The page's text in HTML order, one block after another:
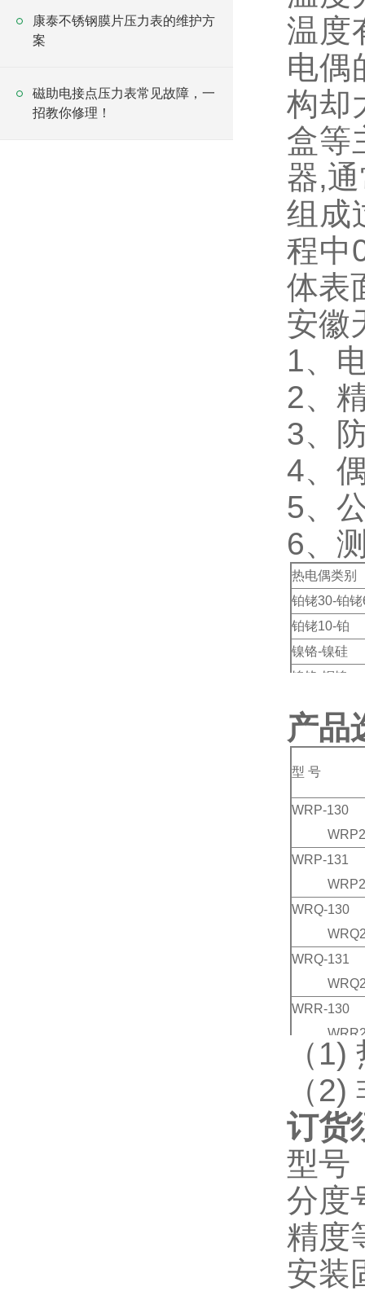
康泰不锈钢膜片压力表的维护方
案
磁助电接点压力表常见故障，一
招教你修理！
温度
电偶
构却
盒等
器,
组成
程中
体表
安徽
1、
2、
3、
4、
5、
6、
热电偶类别
铂铑30-铂铑
铂铑10-铂
镍铬-镍硅
镍铬-铜镍
产品
型 号
WRP-130
WRP2-
WRP-131
WRP2-
WRQ-130
WRQ2-
WRQ-131
WRQ2-
WRR-130
WRR2-
WRR-131
WRR2-
（
（
订货
型号
分度
精度
安装